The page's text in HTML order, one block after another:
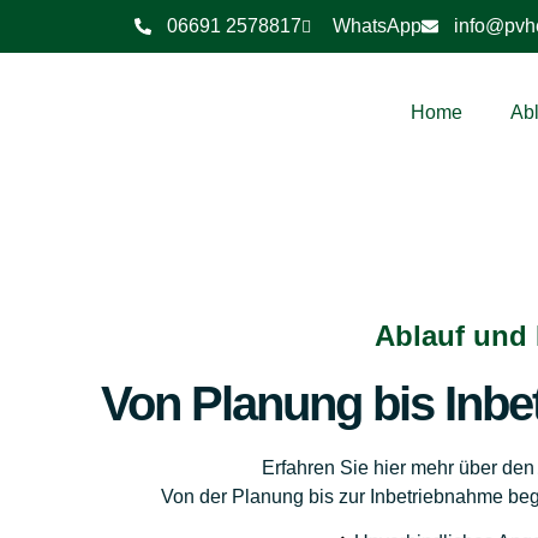
06691 2578817 WhatsApp
Home
Ablauf und
Von Planung bis
Erfahren Sie hier mehr über
Von der Planung bis zur Inbetriebnahme